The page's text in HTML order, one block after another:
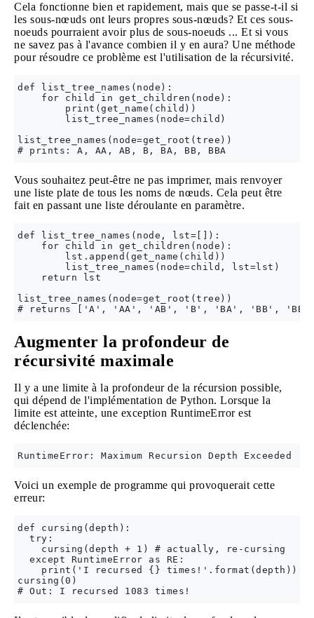
Cela fonctionne bien et rapidement, mais que se passe-t-il si
les sous-nœuds ont leurs propres sous-nœuds? Et ces sous-
noeuds pourraient avoir plus de sous-noeuds ... Et si vous
ne savez pas à l'avance combien il y en aura? Une méthode
pour résoudre ce problème est l'utilisation de la récursivité.
def list_tree_names(node):
    for child in get_children(node):
        print(get_name(child))
        list_tree_names(node=child)
list_tree_names(node=get_root(tree))
Vous souhaitez peut-être ne pas imprimer, mais renvoyer
une liste plate de tous les noms de nœuds. Cela peut être
fait en passant une liste déroulante en paramètre.
def list_tree_names(node, lst=[]):
    for child in get_children(node):
        lst.append(get_name(child))
        list_tree_names(node=child, lst=lst)
    return lst
list_tree_names(node=get_root(tree))
Augmenter la profondeur de
récursivité maximale
Il y a une limite à la profondeur de la récursion possible,
qui dépend de l'implémentation de Python. Lorsque la
limite est atteinte, une exception RuntimeError est
déclenchée:
Voici un exemple de programme qui provoquerait cette
erreur:
def cursing(depth):
  try:
    cursing(depth + 1) # actually, re-cursing
  except RuntimeError as RE:
    print('I recursed {} times!'.format(depth))
cursing(0)